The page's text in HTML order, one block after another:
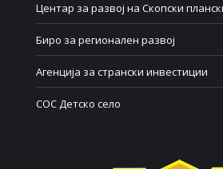
Центар за развој на Скопски
Биро за регионален развој
Агенција за странски инвестиции
СОС Детско село